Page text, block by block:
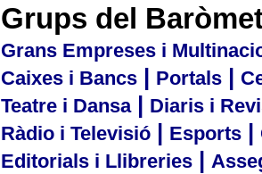
Grups del
Grans Empreses i
Caixes i Bancs | Portals |
Teatre i Dansa| Diaris i
Ràdio i Televisió | Esports |
Editorials i Llibreries |